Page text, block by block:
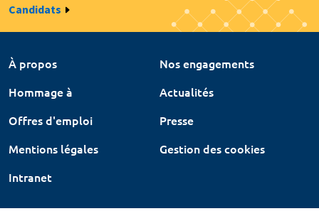
Candidats
À propos
Nos engagements
Hommage à
Actualités
Offres d'emploi
Presse
Mentions légales
Gestion des cookies
Intranet